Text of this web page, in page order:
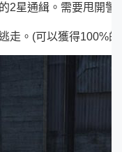
通緝。需要甩開警
。(可以獲得100%的